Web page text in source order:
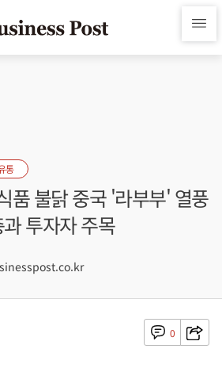
통
품 불닭 중국 '라부부' 열풍
투자자 주목
0